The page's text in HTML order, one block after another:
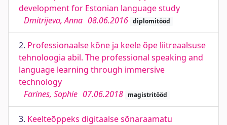
development for Estonian language study
Dmitrijeva, Anna 08.06.2016 diplomitööd
2. Professionaalse kõne ja keele õpe liitreaalsuse
tehnoloogia abil. The professional speaking and
language learning through immersive
technology
Farines, Sophie 07.06.2018 magistritööd
3. Keelteõppeks digitaalse sõnaraamatu